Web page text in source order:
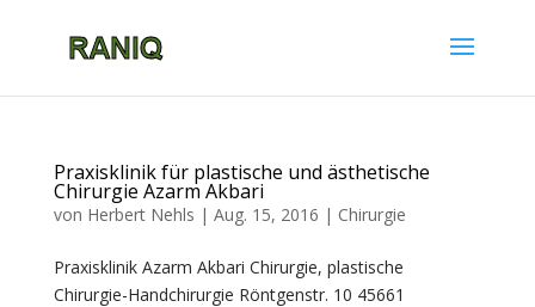
Praxisklinik für plastische und ästhetische
Chirurgie Azarm Akbari
von Herbert Nehls | Aug. 15, 2016 | Chirurgie
Praxisklinik Azarm Akbari Chirurgie, plastische
Chirurgie-Handchirurgie Röntgenstr. 10 45661